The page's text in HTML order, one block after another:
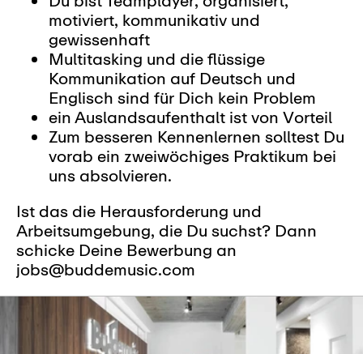
motiviert, kommunikativ und
gewissenhaft
Multitasking und die flüssige
Kommunikation auf Deutsch und
Englisch sind für Dich kein Problem
ein Auslandsaufenthalt ist von Vorteil
Zum besseren Kennenlernen solltest Du
vorab ein zweiwöchiges Praktikum bei
uns absolvieren.
Ist das die Herausforderung und
Arbeitsumgebung, die Du suchst? Dann
schicke Deine Bewerbung an
jobs@buddemusic.com